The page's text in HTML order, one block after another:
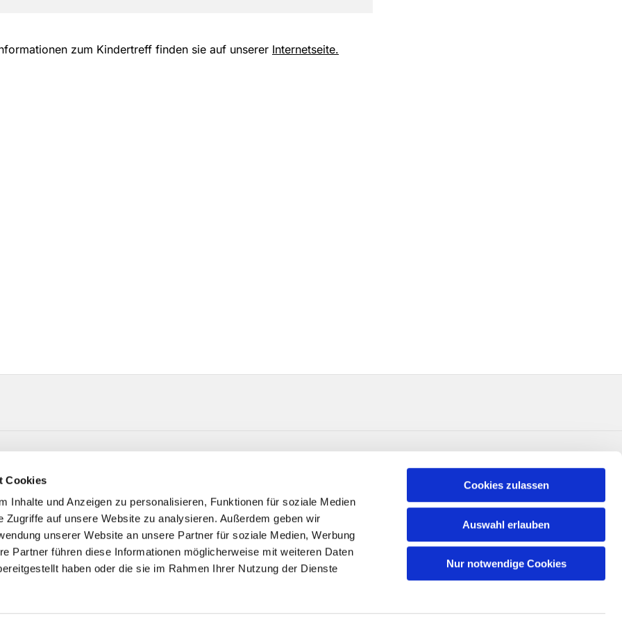
Cookies
Inhalte und Anzeigen zu personalisieren, Funktionen für soziale Medien
Zugriffe auf unsere Website zu analysieren. Außerdem geben wir
unserer Website an unsere Partner für soziale Medien, Werbung
Partner führen diese Informationen möglicherweise mit weiteren Daten
haben oder die sie im Rahmen Ihrer Nutzung der Dienste
Cookies zulassen
Auswahl erlauben
Nur notwendige Cookies
zum Kindertreff finden sie auf unserer Internetseite.